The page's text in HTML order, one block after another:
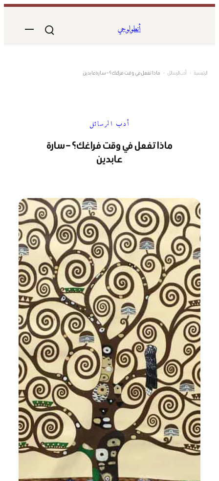
المحتوى
أنطولوجي
الرئيسية › أدب الرسائل › ماذا تفعل في وقت فراغك؟ – سارة عابدين
أدب الرسائل
ماذا تفعل في وقت فراغك؟ – سارة
عابدين